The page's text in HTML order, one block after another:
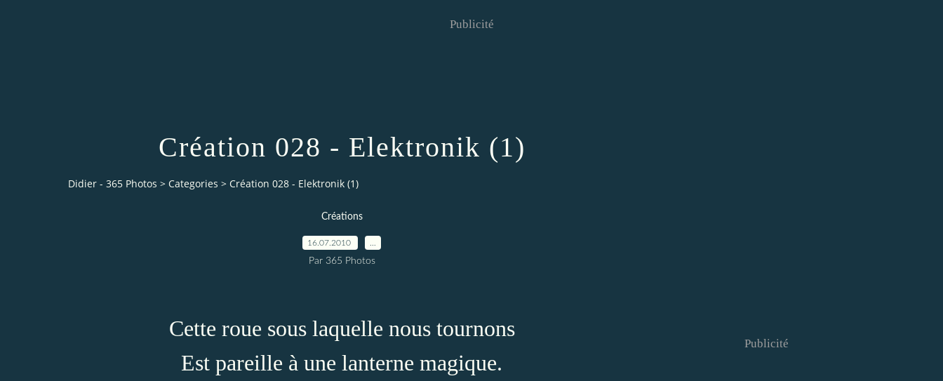
Publicité
Création 028 - Elektronik (1)
Didier - 365 Photos > Categories > Création 028 - Elektronik (1)
Créations
16.07.2010
Par 365 Photos
Cette roue sous laquelle nous tournons
Est pareille à une lanterne magique.
Publicité